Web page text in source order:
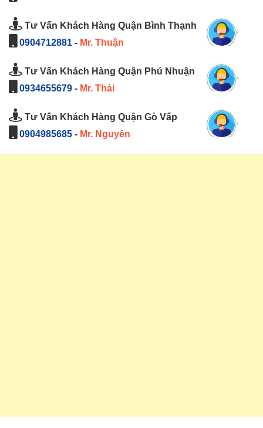
Tư Vấn Khách Hàng Quận Bình Thạnh
0904712881 - Mr. Thuận
Tư Vấn Khách Hàng Quận Phú Nhuận
0934655679 - Mr. Thái
Tư Vấn Khách Hàng Quận Gò Vấp
0904985685 - Mr. Nguyên